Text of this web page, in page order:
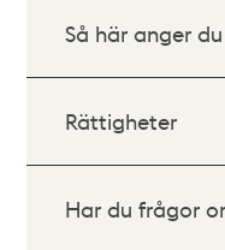
Så här anger
Rättigheter
Har du frågor